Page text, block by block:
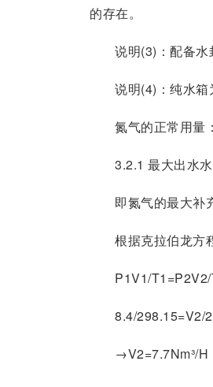
的存在。
说明(3)：配备水
说明(4)：纯水箱
氮气的正常用量
3.2.1 最大出水
即氮气的最大补
根据克拉伯龙方
P1V1/
8.4/298.15=V2/
→V2=7.7Nm³/H